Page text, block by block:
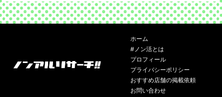
ホーム
#ノン活とは
プロフィール
プライバシーポリシー
おすすめ店舗の掲載依頼
お問い合わせ